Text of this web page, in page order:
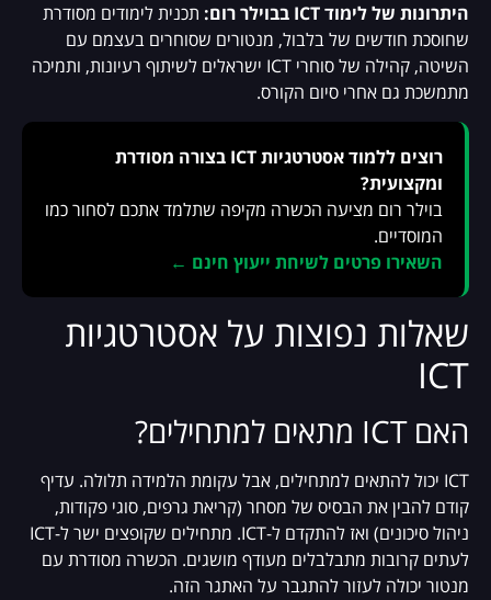
היתרונות של לימוד ICT בבוילר רום:
תכנית לימודים מסודרת
שחוסכת חודשים של בלבול, מנטורים שסוחרים בעצמם עם
השיטה, קהילה של סוחרי ICT ישראלים לשיתוף רעיונות, ותמיכה
מתמשכת גם אחרי סיום הקורס.
רוצים ללמוד אסטרטגיות ICT בצורה מסודרת
ומקצועית?
בוילר רום מציעה הכשרה מקיפה שתלמד אתכם לסחור כמו
המוסדיים.
השאירו פרטים לשיחת ייעוץ חינם ←
שאלות נפוצות על אסטרטגיות
ICT
האם ICT מתאים למתחילים?
ICT יכול להתאים למתחילים, אבל עקומת הלמידה תלולה. עדיף
קודם להבין את הבסיס של מסחר (קריאת גרפים, סוגי פקודות,
ניהול סיכונים) ואז להתקדם ל-ICT. מתחילים שקופצים ישר ל-ICT
לעתים קרובות מתבלבלים מעודף מושגים. הכשרה מסודרת עם
מנטור יכולה לעזור להתגבר על האתגר הזה.